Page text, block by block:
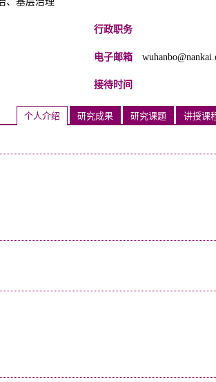
行政职务
电子邮箱
接待时间
个人介绍 研究成果 研究课题 讲授课